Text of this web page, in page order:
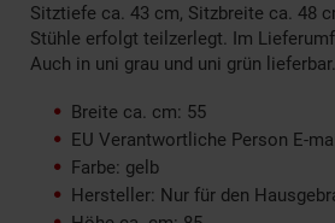
Sitztiefe ca. 43 cm, Sitzbreite ca. 48
Stühle erfolgt teilzerlegt. Im
Auch in uni grau und uni grün lieferbar.
Breite ca. cm: 55
EU Verantwortliche Person E-
Farbe: gelb
Hersteller: Nur für den